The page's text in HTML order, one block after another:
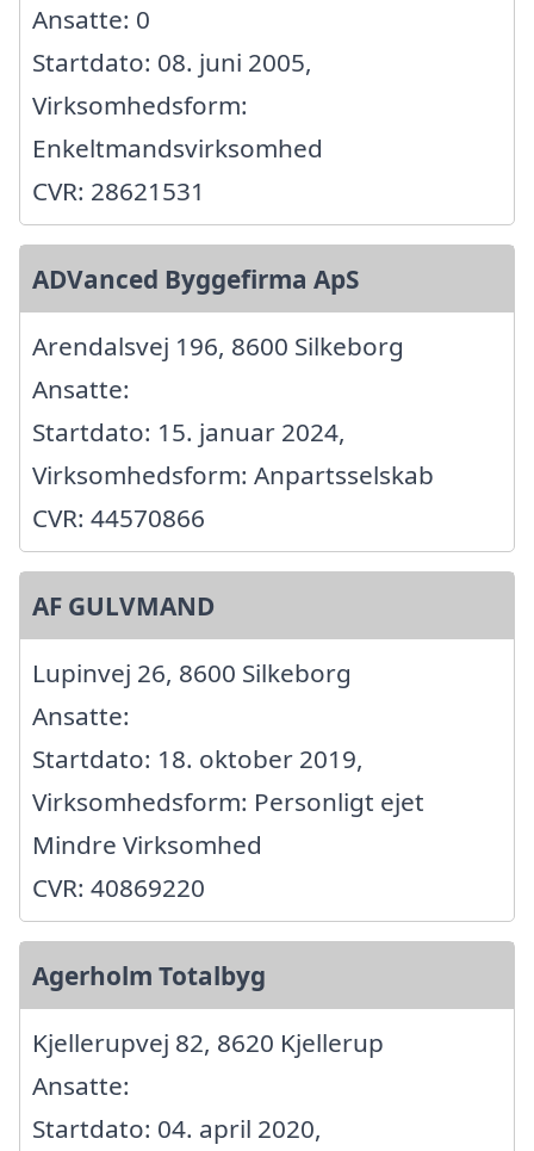
Ansatte: 0
Startdato: 08. juni 2005,
Virksomhedsform:
Enkeltmandsvirksomhed
CVR: 28621531
ADVanced Byggefirma ApS
Arendalsvej 196, 8600 Silkeborg
Ansatte:
Startdato: 15. januar 2024,
Virksomhedsform: Anpartsselskab
CVR: 44570866
AF GULVMAND
Lupinvej 26, 8600 Silkeborg
Ansatte:
Startdato: 18. oktober 2019,
Virksomhedsform: Personligt ejet
Mindre Virksomhed
CVR: 40869220
Agerholm Totalbyg
Kjellerupvej 82, 8620 Kjellerup
Ansatte:
Startdato: 04. april 2020,